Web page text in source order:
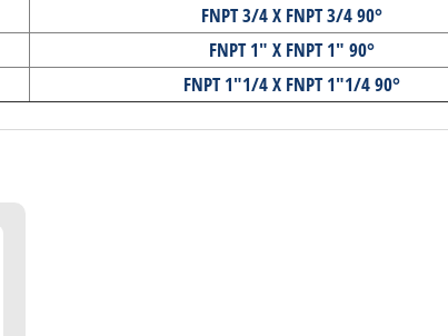
FNPT 3/4 X FNPT 3/4 90°
FNPT 1" X FNPT 1" 90°
FNPT 1"1/4 X FNPT 1"1/4 90°